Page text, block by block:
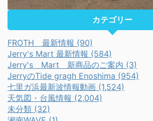
カテゴリー
FROTH 最新情報 (90)
Jerry's Mart 最新情報 (584)
Jerry's Mart 新商品のご案内 (3)
JerryのTide gragh Enoshima (954)
七里ガ浜最新波情報動画 (1,524)
天気図・台風情報 (2,004)
未分類 (32)